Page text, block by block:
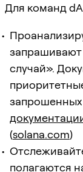
Для команд
случай».
(solana.com)
полагаются